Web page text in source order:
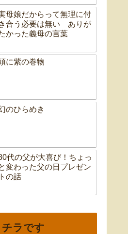
母娘だからって無理に付
合う必要は無い ありが
かった義母の言葉
に紫の巻物
のひらめき
代の父が大喜び！ちょっ
変わった父の日プレゼン
トの話
チラです